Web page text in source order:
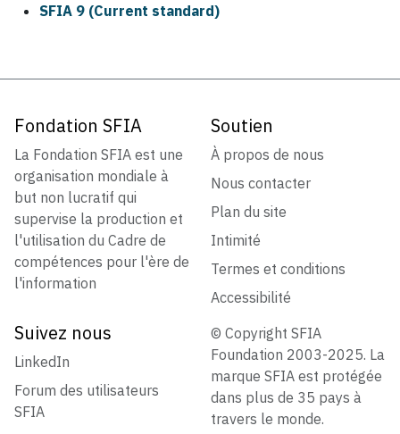
SFIA 9 (Current standard)
Fondation SFIA
La Fondation SFIA est une
organisation mondiale à
but non lucratif qui
supervise la production et
l'utilisation du Cadre de
compétences pour l'ère de
l'information
Soutien
À propos de nous
Nous contacter
Plan du site
Intimité
Termes et conditions
Accessibilité
Suivez nous
LinkedIn
Forum des utilisateurs
SFIA
© Copyright SFIA
Foundation 2003-2025. La
marque SFIA est protégée
dans plus de 35 pays à
travers le monde.